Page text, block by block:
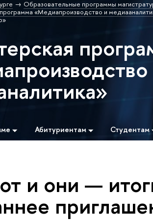
Образовательные программы
«Медиапроизводство и
Абитуриентам Студентам
и они —